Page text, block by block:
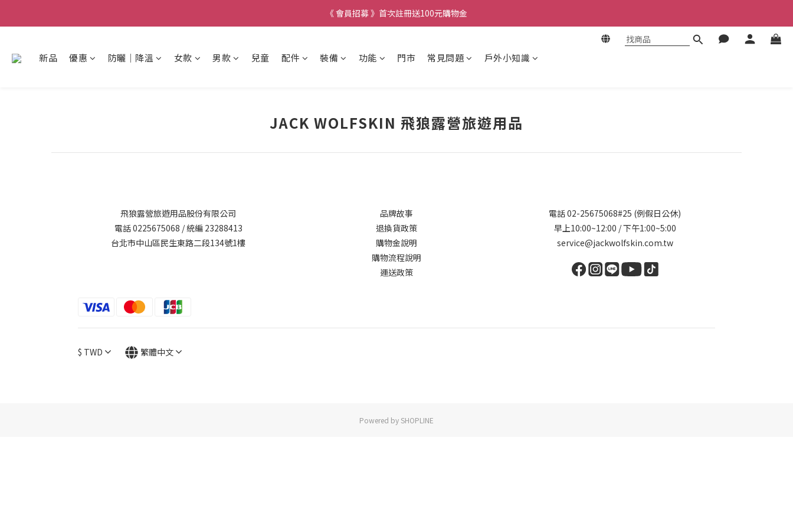
《 會員招募 》首次註冊送100元購物金
新品 優惠 防曬│降溫 女款 男款 兒童 配件 裝備 功能 門市 常見問題 戶外小知識
JACK WOLFSKIN 飛狼露營旅遊用品
飛狼露營旅遊用品股份有限公司
電話 0225675068 / 統編 23288413
台北市中山區民生東路二段134號1樓
品牌故事
退換貨政策
購物金說明
購物流程說明
運送政策
電話 02-25675068#25 (例假日公休)
早上10:00~12:00 / 下午1:00~5:00
service@jackwolfskin.com.tw
$ TWD 繁體中文
Powered by SHOPLINE